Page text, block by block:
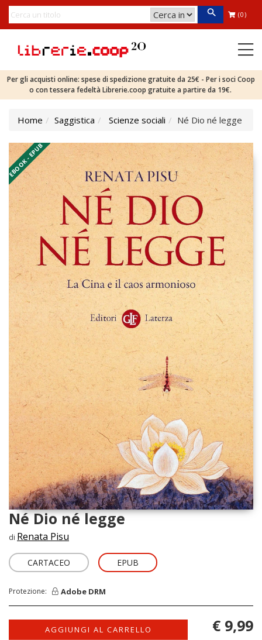
(0)
Per gli acquisti online: spese di spedizione gratuite da 25€ - Per i soci Coop
o con tessera fedeltà Librerie.coop gratuite a partire da 19€.
Home Saggistica Scienze sociali Né Dio né legge
EBOOK - EPUB
Né Dio né legge
di Renata Pisu
CARTACEO EPUB
Protezione: Adobe DRM
AGGIUNGI AL CARRELLO € 9,99